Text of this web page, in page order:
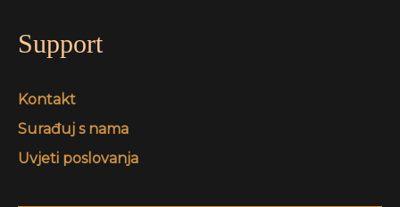
Support
Kontakt
Surađuj s nama
Uvjeti poslovanja